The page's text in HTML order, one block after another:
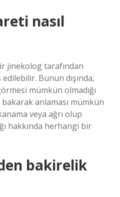
nasıl
jinekolog tarafından
Bunun dışında,
mümkün olmadığı
anlaması mümkün
veya ağrı olup
hakkında herhangi bir
bakirelik